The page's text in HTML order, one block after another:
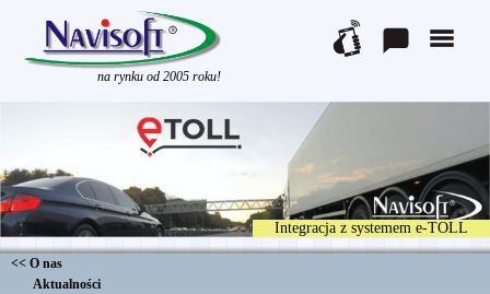
na rynku od 2005 roku!
Integracja z systemem e-TOLL
<< O nas
Aktualności
Wkrótce nowy produkt
Zwrot podatku VAT
Wyprzedaż nadwyżek magazynowych
11 Rajd Polski Historyczny
Navisoft sp. z o.o.
Przewóz towarów - SENT
Informacja o przekształceniu firmy
Rajd Wisły 2022
Ważny komunikat w sprawie systemu SENT
Zapraszamy do współpracy!
Życzenia